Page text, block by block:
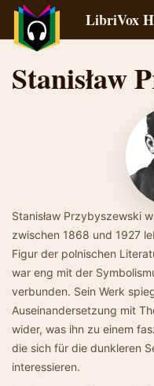
LibriVox
Stanisław
Stanisław Przybyszewski
zwischen 1868 und 1927
Figur der polnischen
war eng mit der
verbunden. Sein Werk
Auseinandersetzung mit
wider, was ihn zu einem
die sich für die dunkleren
interessieren.